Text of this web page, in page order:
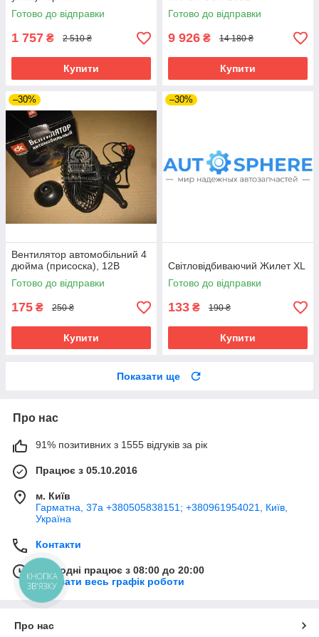
Готово до відправки
1 757 ₴ 2 510 ₴
Купити
Готово до відправки
9 926 ₴ 14 180 ₴
Купити
–30%
Вентилятор автомобільний 4
дюйма (присоска), 12В
Готово до відправки
175 ₴ 250 ₴
Купити
–30%
Світловідбиваючий Жилет XL
Готово до відправки
133 ₴ 190 ₴
Купити
Показати ще
Про нас
91% позитивних з 1555 відгуків за рік
Працює з 05.10.2016
м. Київ
Гарматна, 37а +380505838151; +380961954021, Київ,
Україна
Контакти
Сьогодні працює з 08:00 до 20:00
Показати весь графік роботи
Про нас
КНОПКА
ЗВ'ЯЗКУ